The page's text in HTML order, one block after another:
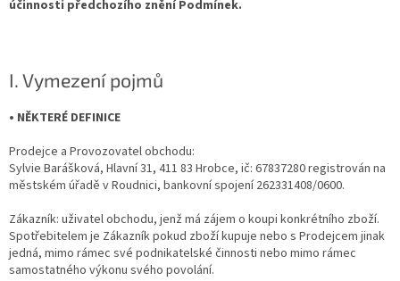
účinnosti předchozího znění Podmínek.
I. Vymezení pojmů
• NĚKTERÉ DEFINICE
Prodejce a Provozovatel obchodu:
Sylvie Barášková, Hlavní 31, 411 83 Hrobce, ič: 67837280 registrován na
městském úřadě v Roudnici, bankovní spojení 262331408/0600.
Zákazník: uživatel obchodu, jenž má zájem o koupi konkrétního zboží.
Spotřebitelem je Zákazník pokud zboží kupuje nebo s Prodejcem jinak
jedná, mimo rámec své podnikatelské činnosti nebo mimo rámec
samostatného výkonu svého povolání.